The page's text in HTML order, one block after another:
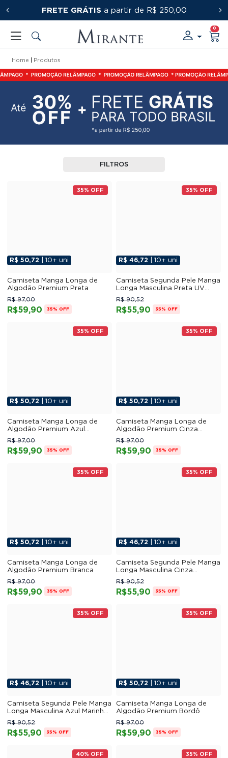
PRIMEIRACOMPRA
FRETE GRÁTIS a partir de R$ 250,00
0
Home Produtos
FILTROS
35% OFF
R$ 50,72 | 10+ uni
Camiseta Manga Longa de
Algodão Premium Preta
R$59,90
R$ 97,00
35% OFF
35% OFF
R$ 46,72 | 10+ uni
Camiseta Segunda Pele Manga
Longa Masculina Preta UV
50+
R$55,90
R$ 90,52
35% OFF
35% OFF
R$ 50,72 | 10+ uni
Camiseta Manga Longa de
Algodão Premium Azul
Marinho
R$59,90
R$ 97,00
35% OFF
35% OFF
R$ 50,72 | 10+ uni
Camiseta Manga Longa de
Algodão Premium Cinza
Chumbo
R$59,90
R$ 97,00
35% OFF
35% OFF
R$ 50,72 | 10+ uni
Camiseta Manga Longa de
Algodão Premium Branca
R$59,90
R$ 97,00
35% OFF
35% OFF
R$ 46,72 | 10+ uni
Camiseta Segunda Pele Manga
Longa Masculina Cinza
Chumbo UV 50+
R$55,90
R$ 90,52
35% OFF
35% OFF
R$ 46,72 | 10+ uni
Camiseta Segunda Pele Manga
Longa Masculina Azul Marinho
UV 50+
R$55,90
R$ 90,52
35% OFF
35% OFF
R$ 50,72 | 10+ uni
Camiseta Manga Longa de
Algodão Premium Bordô
R$59,90
R$ 97,00
35% OFF
40% OFF 35% OFF